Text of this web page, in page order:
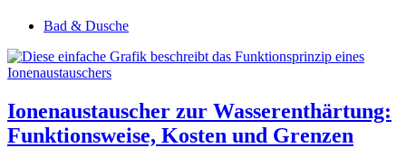
Bad & Dusche
Ionenaustauscher zur Wasserenthärtung:
Funktionsweise, Kosten und Grenzen